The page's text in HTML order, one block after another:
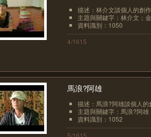
描述：林介文談個人的創
主題與關鍵字：林介文；
資料識別：1050
4/1615
馬浪?阿雄
描述：馬浪?阿雄談個人的
主題與關鍵字：馬浪?阿
資料識別：1052
5/1615